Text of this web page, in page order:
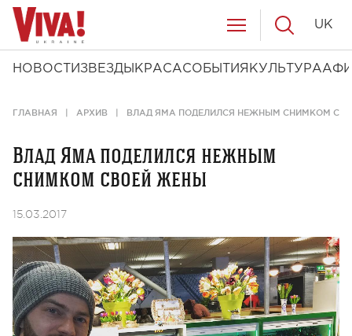
НОВОСТИ ЗВЕЗДЫ КРАСАСОБЫТИЯ КУЛЬТУРА
UK
ГЛАВНАЯ АРХИВ ВЛАД ЯМА ПОДЕЛИЛСЯ НЕЖНЫМ СНИМКОМ
Влад Яма поделился нежным
снимком своей жены
15.03.2017